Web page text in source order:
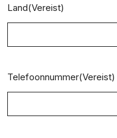
Land(Vereist)
Telefoonnummer(Vereist)